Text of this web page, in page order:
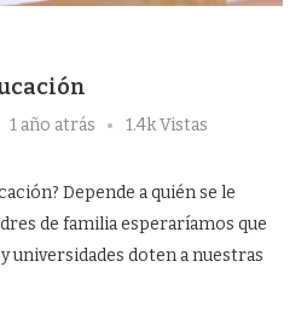
1 año atrás 1.4k Vistas
Depende a quién se le
de familia esperaríamos que
universidades doten a nuestras